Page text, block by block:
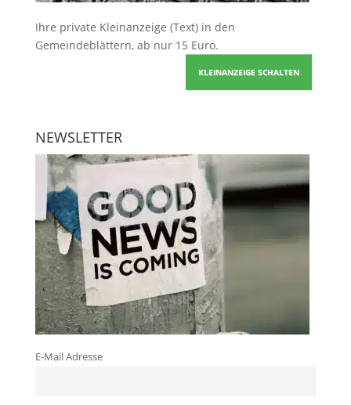
Ihre private Kleinanzeige (Text) in den
Gemeindeblättern, ab nur 15 Euro.
KLEINANZEIGE SCHALTEN
NEWSLETTER
E-Mail Adresse